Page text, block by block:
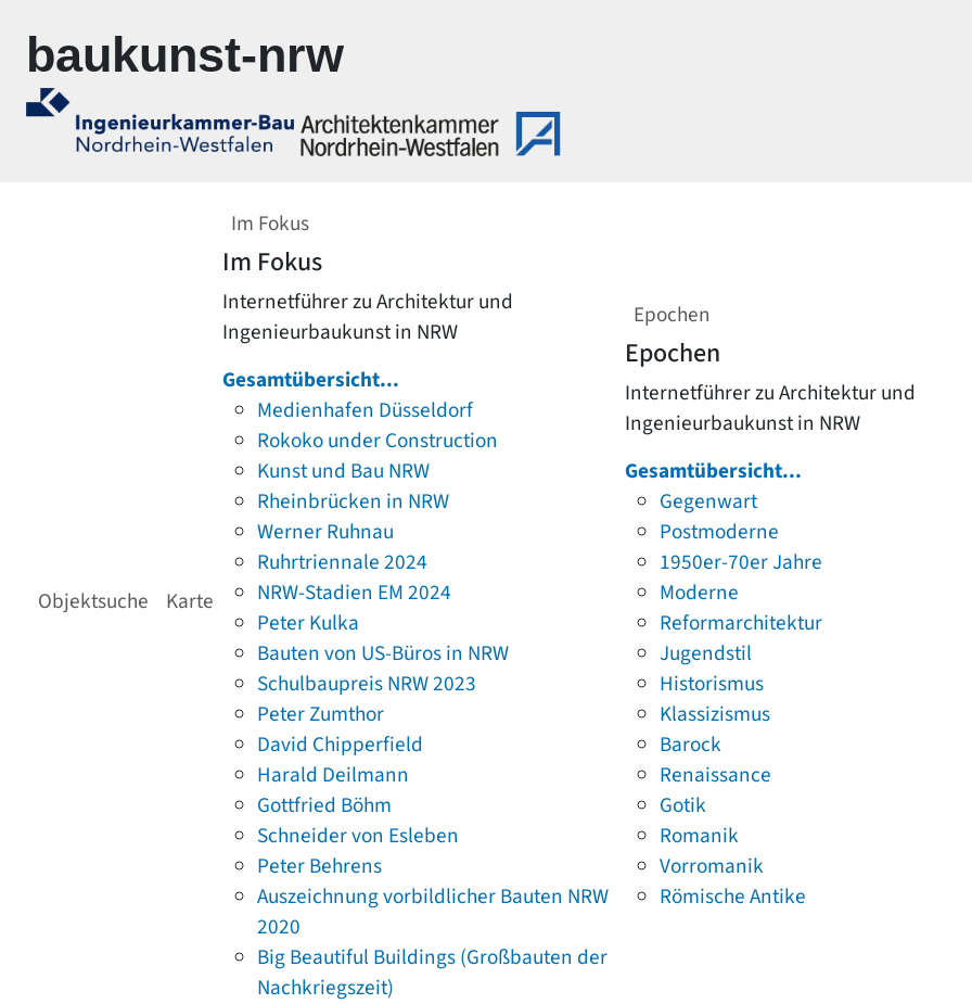
baukunst-nrw
Objektsuche Karte
Im Fokus
Im Fokus
Internetführer zu Architektur und
Ingenieurbaukunst in NRW
Gesamtübersicht...
Medienhafen Düsseldorf
Rokoko under Construction
Kunst und Bau NRW
Rheinbrücken in NRW
Werner Ruhnau
Ruhrtriennale 2024
NRW-Stadien EM 2024
Peter Kulka
Bauten von US-Büros in NRW
Schulbaupreis NRW 2023
Peter Zumthor
David Chipperfield
Harald Deilmann
Gottfried Böhm
Schneider von Esleben
Peter Behrens
Auszeichnung vorbildlicher Bauten NRW
2020
Big Beautiful Buildings (Großbauten der
Nachkriegszeit)
Epochen
Epochen
Internetführer zu Architektur und
Ingenieurbaukunst in NRW
Gesamtübersicht...
Gegenwart
Postmoderne
1950er-70er Jahre
Moderne
Reformarchitektur
Jugendstil
Historismus
Klassizismus
Barock
Renaissance
Gotik
Romanik
Vorromanik
Römische Antike